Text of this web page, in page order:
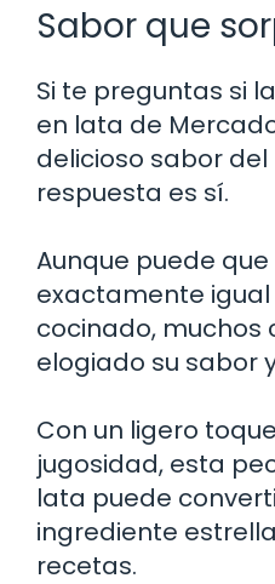
Sabor que
Si te preguntas si
en lata de
delicioso sabor
respuesta es sí.
Aunque puede que
exactamente
cocinado, muchos
elogiado su sabor
Con un ligero
jugosidad, esta
lata puede
ingrediente
recetas.